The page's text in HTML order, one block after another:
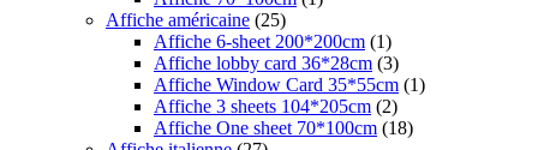
Affiche américaine (25)
Affiche 6-sheet 200*200cm (1)
Affiche lobby card 36*28cm (3)
Affiche Window Card 35*55cm (1)
Affiche 3 sheets 104*205cm (2)
Affiche One sheet 70*100cm (18)